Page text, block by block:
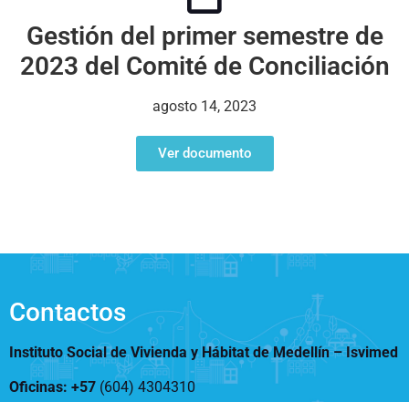
Servicios
Mejoramiento de
Vivienda
Vivienda Nueva
Acompañamiento Social
Notificaciones
Directorio de servidores
Encuesta de Percepción
A+ A A-
Tamaño de la
fuente
Contraste
Centro de relevo
Gestión del primer semestre de
2023 del Comité de Conciliación
agosto 14, 2023
Ver documento
Contactos
Instituto Social de Vivienda y Hábitat de Medellín –Isvimed
Oficinas: +57 (604) 4304310